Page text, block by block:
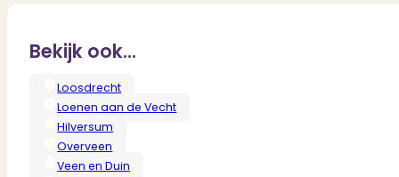
Bekijk ook...
Loosdrecht
Loenen aan de Vecht
Hilversum
Overveen
Veen en Duin